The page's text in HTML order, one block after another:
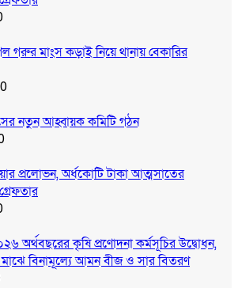
গরুর মাংস কড়াই নিয়ে থানায় বেকারির
0
নতুন আহ্বায়ক কমিটি গঠন
প্রলোভন, অর্ধকোটি টাকা আত্মসাতের
অর্থবছরের কৃষি প্রণোদনা কর্মসূচির উদ্বোধন,
মাঝে বিনামূল্যে আমন বীজ ও সার বিতরণ